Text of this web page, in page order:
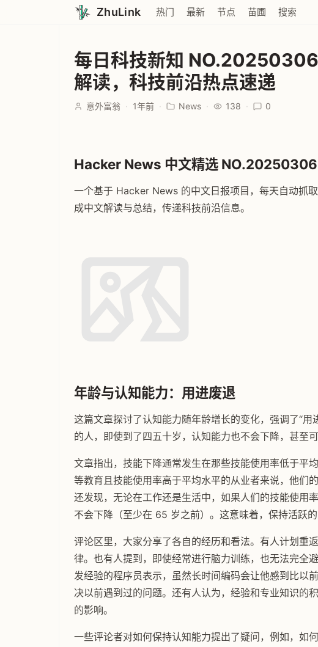
ZhuLink 热门 最新 节点 苗圃 搜索
每日科技新知
解读，科技前沿热点速递
意外富翁 · 1年前 · News · 138 · 0
Hacker News 中文精选 NO.20250306
一个基于 Hacker News 的中文日报项目，每天自动抓
成中文解读与总结，传递科技前沿信息。
年龄与认知能力：用进废退
这篇文章探讨了认知能力随年龄增长的变化，强调了“
的人，即使到了四五十岁，认知能力也不会下降，甚至可
文章指出，技能下降通常发生在那些技能使用率低于平
等教育且技能使用率高于平均水平的从业者来说，他们
还发现，无论在工作还是生活中，如果人们的技能使用
不会下降（至少在 65 岁之前）。这意味着，保持活跃
评论区里，大家分享了各自的经历和看法。有人计划重
律。也有人提到，即使经常进行脑力训练，也无法完全
发经验的程序员表示，虽然长时间编码会让他感到比以
决以前遇到过的问题。还有人认为，经验和专业知识的
的影响。
一些评论者对如何保持认知能力提出了疑问，例如，如